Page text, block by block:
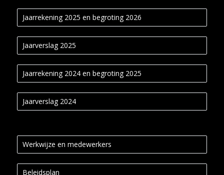
Jaarrekening 2025 en begroting 2026
Jaarverslag 2025
Jaarrekening 2024 en begroting 2025
Jaarverslag 2024
Werkwijze en medewerkers
Beleidsplan